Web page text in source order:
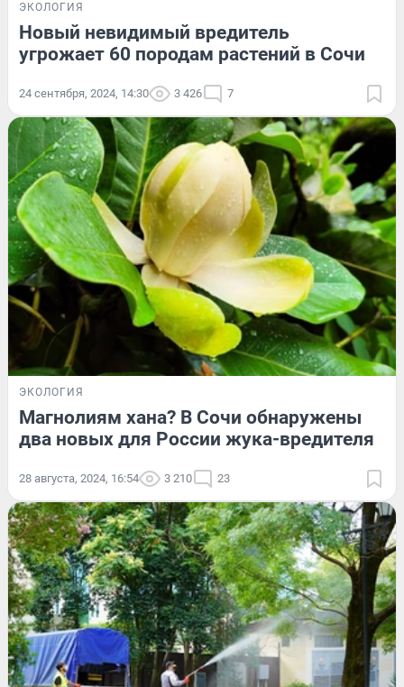
ЭКОЛОГИЯ
Новый невидимый вредитель
угрожает 60 породам растений в Сочи
24 сентября, 2024, 14:30 3 426 7
ЭКОЛОГИЯ
Магнолиям хана? В Сочи обнаружены
два новых для России жука-вредителя
28 августа, 2024, 16:54 3 210 23